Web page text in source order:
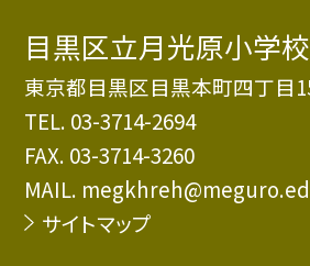
目黒区立月光原小学校
東京都目黒区目黒本町四丁目
TEL. 03-3714-2694
FAX. 03-3714-3260
MAIL.
サイトマップ